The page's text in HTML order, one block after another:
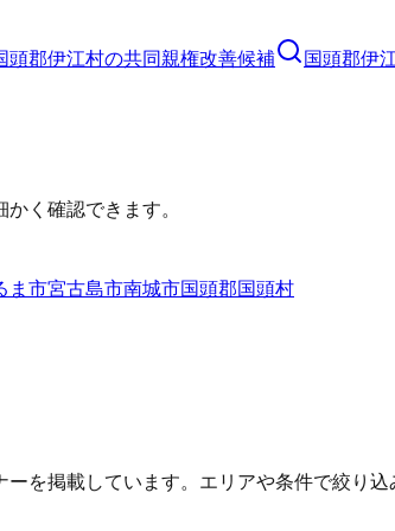
頭郡伊江村の共同親権改善候補 国頭郡伊
く確認できます。
ま市宮古島市南城市国頭郡国頭村
を掲載しています。エリアや条件で絞り込